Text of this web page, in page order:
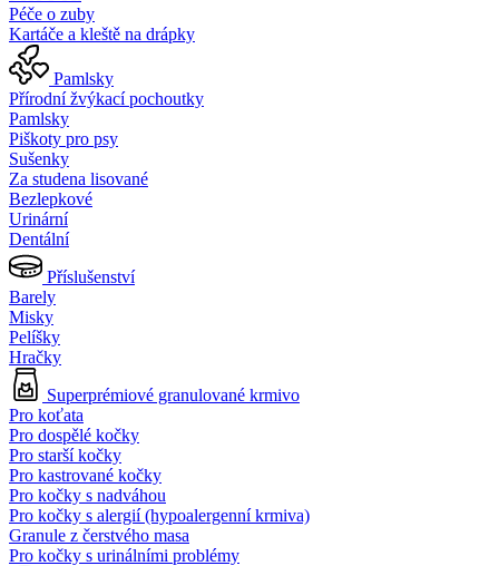
Péče o zuby
Kartáče a kleště na drápky
Pamlsky
Přírodní žvýkací pochoutky
Pamlsky
Piškoty pro psy
Sušenky
Za studena lisované
Bezlepkové
Urinární
Dentální
Příslušenství
Barely
Misky
Pelíšky
Hračky
Superprémiové granulované krmivo
Pro koťata
Pro dospělé kočky
Pro starší kočky
Pro kastrované kočky
Pro kočky s nadváhou
Pro kočky s alergií (hypoalergenní krmiva)
Granule z čerstvého masa
Pro kočky s urinálními problémy